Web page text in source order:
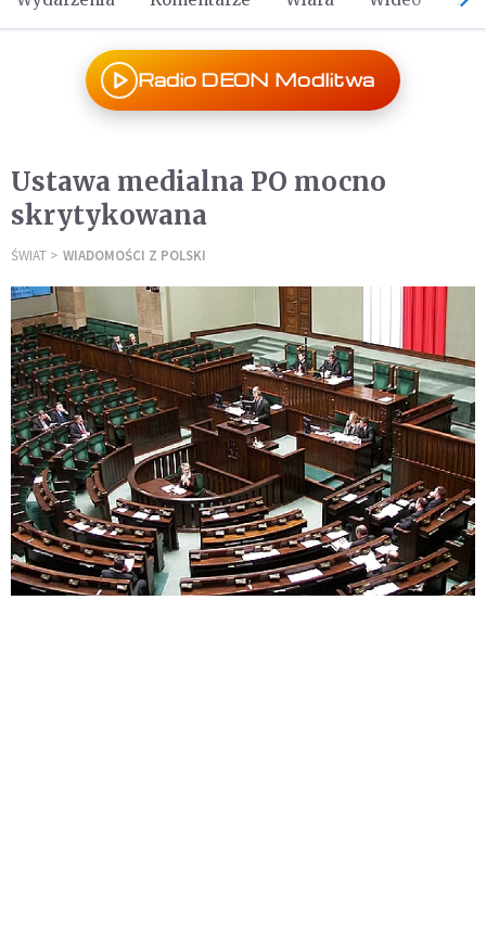
Radio DEON Modlitwa
Ustawa medialna PO mocno
skrytykowana
ŚWIAT WIADOMOŚCI Z POLSKI